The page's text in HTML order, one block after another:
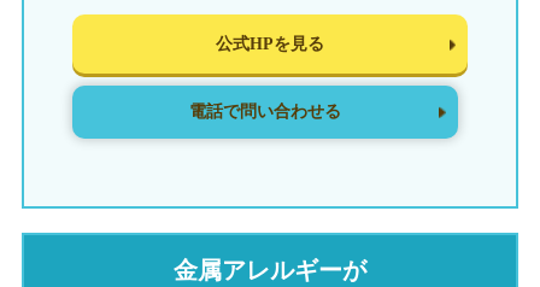
公式HPを見る
電話で問い合わせる
金属アレルギーが